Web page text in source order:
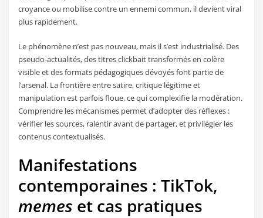
croyance ou mobilise contre un ennemi commun, il devient viral
plus rapidement.
Le phénomène n’est pas nouveau, mais il s’est industrialisé. Des
pseudo-actualités, des titres clickbait transformés en colère
visible et des formats pédagogiques dévoyés font partie de
l’arsenal. La frontière entre satire, critique légitime et
manipulation est parfois floue, ce qui complexifie la modération.
Comprendre les mécanismes permet d’adopter des réflexes :
vérifier les sources, ralentir avant de partager, et privilégier les
contenus contextualisés.
Manifestations
contemporaines : TikTok,
memes et cas pratiques